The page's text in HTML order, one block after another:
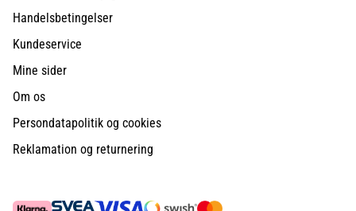
Handelsbetingelser
Kundeservice
Mine sider
Om os
Persondatapolitik og cookies
Reklamation og returnering